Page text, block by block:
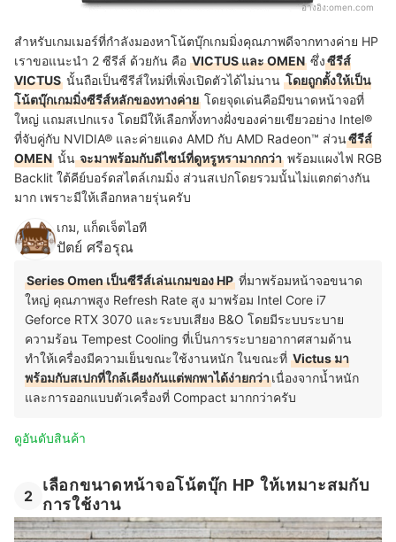
อ้างอิง:omen.com
สำหรับเกมเมอร์ที่กำลังมองหาโน้ตบุ๊กเกมมิ่งคุณภาพดีจากทางค่าย HP
เราขอแนะนำ 2 ซีรีส์ ด้วยกัน คือ VICTUS และ OMEN ซึ่งซีรีส์
VICTUS นั้นถือเป็นซีรีส์ใหม่ที่เพิ่งเปิดตัวได้ไม่นาน โดยถูกตั้งให้เป็น
โน้ตบุ๊กเกมมิ่งซีรีส์หลักของทางค่าย โดยจุดเด่นคือมีขนาดหน้าจอที่
ใหญ่ แถมสเปกแรง โดยมีให้เลือกทั้งทางฝั่งของค่ายเขียวอย่าง Intel®
ที่จับคู่กับ NVIDIA® และค่ายแดง AMD กับ AMD Radeon™ ส่วนซีรีส์
OMEN นั้นจะมาพร้อมกับดีไซน์ที่ดูหรูหรามากกว่า พร้อมแผงไฟ RGB
Backlit ใต้คีย์บอร์ดสไตล์เกมมิ่ง ส่วนสเปกโดยรวมนั้นไม่แตกต่างกัน
มาก เพราะมีให้เลือกหลายรุ่นครับ
เกม, แก็ดเจ็ตไอที
ปัตย์ ศรีอรุณ
Series Omen เป็นซีรีส์เล่นเกมของ HP ที่มาพร้อมหน้าจอขนาด
ใหญ่ คุณภาพสูง Refresh Rate สูง มาพร้อม Intel Core i7
Geforce RTX 3070 และระบบเสียง B&O โดยมีระบบระบาย
ความร้อน Tempest Cooling ที่เป็นการระบายอากาศสามด้าน
ทำให้เครื่องมีความเย็นขณะใช้งานหนัก ในขณะที่ Victus มา
พร้อมกับสเปกที่ใกล้เคียงกันแต่พกพาได้ง่ายกว่าเนื่องจากน้ำหนัก
และการออกแบบตัวเครื่องที่ Compact มากกว่าครับ
ดูอันดับสินค้า
2
เลือกขนาดหน้าจอโน้ตบุ๊ก HP ให้เหมาะสมกับ
การใช้งาน